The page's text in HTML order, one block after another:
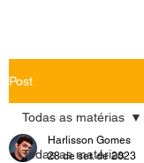
Post
Todas as matérias
Todas as matérias
Harlisson Gomes
28 de set. de 2023